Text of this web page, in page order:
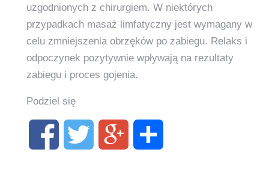
uzgodnionych z chirurgiem. W niektórych
przypadkach masaż limfatyczny jest wymagany w
celu zmniejszenia obrzęków po zabiegu. Relaks i
odpoczynek pozytywnie wpływają na rezultaty
zabiegu i proces gojenia.
Podziel się